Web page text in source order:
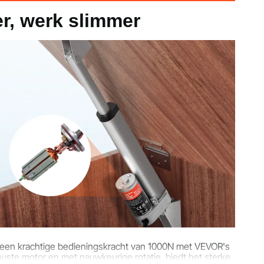
alle accessoires)
inch / 275 x 75 x 40 mm
werk slimmer
krachtige bedieningskracht van 1000N met VEVOR's
motor en met nauwkeurige rotatie, biedt het sterke